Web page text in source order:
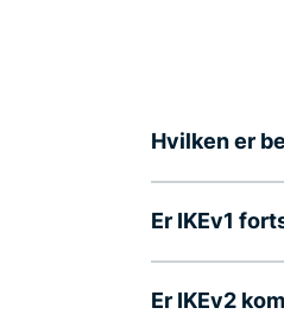
Hvilken er
Er IKEv1
Er IKEv2